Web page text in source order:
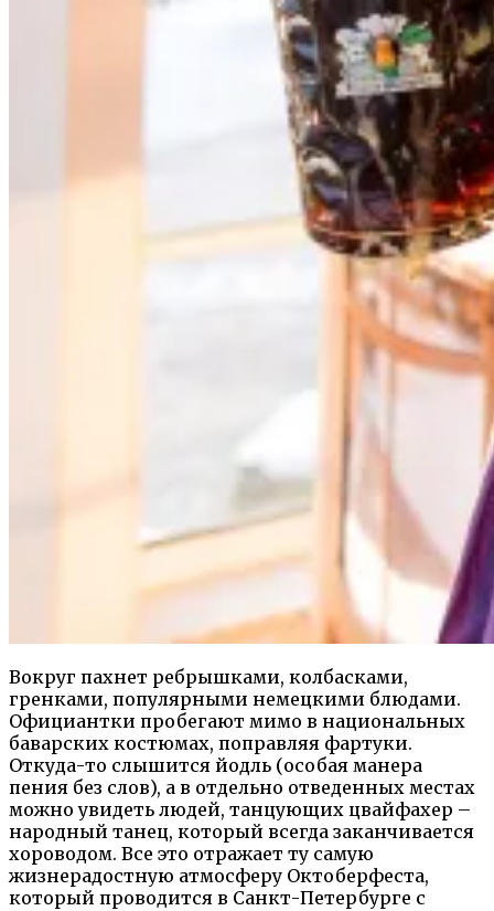
Вокруг пахнет ребрышками, колбасками,
гренками, популярными немецкими блюдами.
Официантки пробегают мимо в национальных
баварских костюмах, поправляя фартуки.
Откуда-то слышится йодль (особая манера
пения без слов), а в отдельно отведенных местах
можно увидеть людей, танцующих цвайфахер –
народный танец, который всегда заканчивается
хороводом. Все это отражает ту самую
жизнерадостную атмосферу Октоберфеста,
который проводится в Санкт-Петербурге с